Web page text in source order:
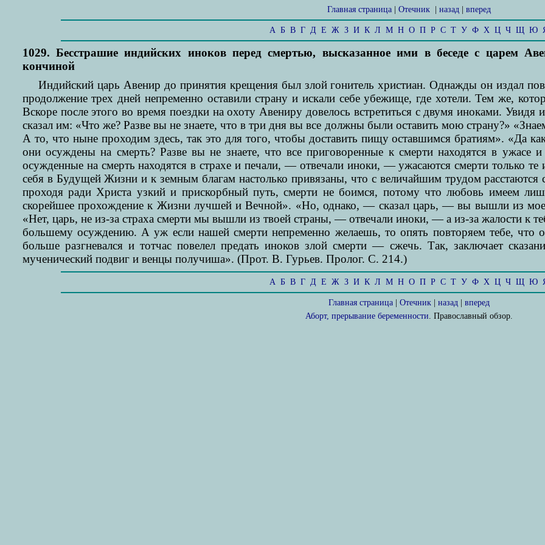
Главная страница| Отечник| назад| вперед
А Б В Г Д Е Ж З И К Л М Н О П Р С Т У Ф Х Ц Ч Щ Ю
1029. Бесстрашие индийских иноков перед смертью, высказанное ими в беседе с царем
кончиной
Индийский царь Авенир до принятия крещения был злой гонитель христиан. Однажды он издал
продолжение трех дней непременно оставили страну и искали себе убежище, где хотели. Тем же,
Вскоре после этого во время поездки на охоту Авениру довелось встретиться с двумя иноками.
сказал им: «Что же? Разве вы не знаете, что в три дня вы все должны были оставить мою страну?»
А то, что ныне проходим здесь, так это для того, чтобы доставить пищу оставшимся братиям». «Да
они осуждены на смерть? Разве вы не знаете, что все приговоренные к смерти находятся в
осужденные на смерть находятся в страхе и печали, — отвечали иноки, — ужасаются смерти только
себя в Будущей Жизни и к земным благам настолько привязаны, что с величайшим трудом
проходя ради Христа узкий и прискорбный путь, смерти не боимся, потому что любовь имеем
скорейшее прохождение к Жизни лучшей и Вечной». «Но, однако, — сказал царь, — вы вышли из
«Нет, царь, не из-за страха смерти мы вышли из твоей страны, — отвечали иноки, — а из-за жалости к
большему осуждению. А уж если нашей смерти непременно желаешь, то опять повторяем тебе,
больше разгневался и тотчас повелел предать иноков злой смерти — сжечь. Так, заключает
мученический подвиг и венцы получиша». (Прот. В. Гурьев. Пролог. С. 214.)
А Б В Г Д Е Ж З И К Л М Н О П Р С Т У Ф Х Ц Ч Щ Ю
Главная страница| Отечник| назад| вперед
Аборт, прерывание беременности . Православный обзор.